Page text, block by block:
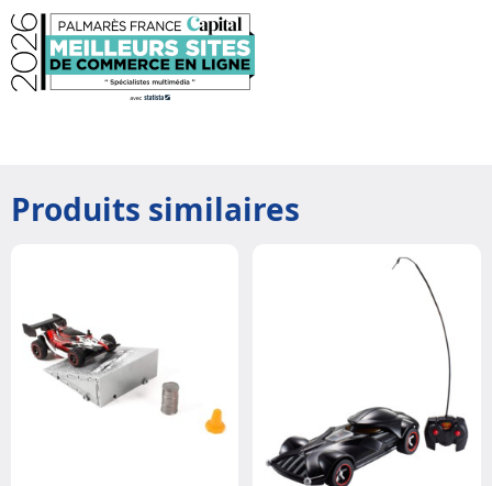
Produits similaires